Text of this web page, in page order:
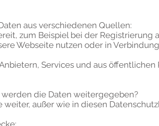
aus verschiedenen Quellen:
zum Beispiel bei der Registrierung
Webseite nutzen oder in
Services und aus öffentlichen
die Daten weitergegeben?
außer wie in diesen